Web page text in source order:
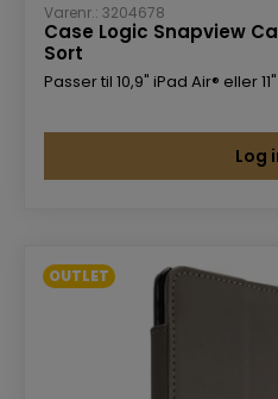
Varenr.: 3204678
Case Logic Snapview
Sort
Passer til 10,9" iPad Air® eller
Log
OUTLET